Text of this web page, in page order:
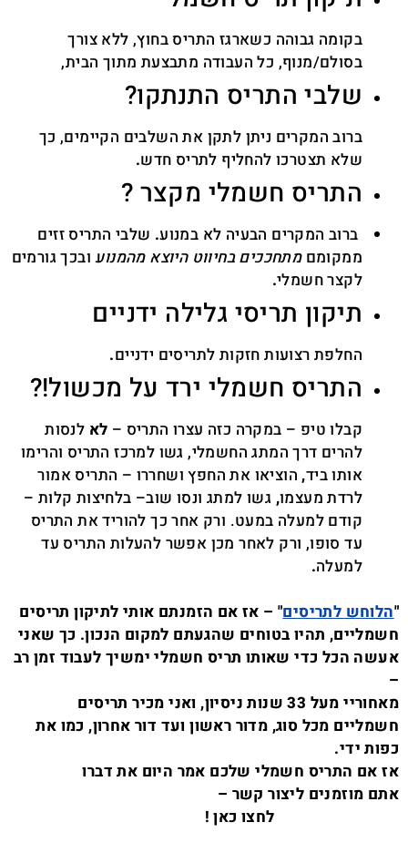
בקומה גבוהה כשארגז התריס בחוץ, ללא צורך
בסולם/מנוף, כל העבודה מתבצעת מתוך הבית,
שלבי התריס התנתקו?
ברוב המקרים ניתן לתקן את השלבים הקיימים, כך
שלא תצטרכו להחליף לתריס חדש.
התריס חשמלי מקצר ?
ברוב המקרים הבעיה לא במנוע. שלבי התריס זזים
ממקומםמתחככים בחיווט היוצא מהמנועובכך גורמים
לקצר חשמלי.
תיקון תריסי גלילה ידניים
החלפת רצועות חזקות לתריסים ידניים.
התריס חשמלי ירד על מכשול!?
קבלו טיפ – במקרה כזה עצרו התריס – לא לנסות
להרים דרך המתג החשמלי, גשו למרכז התריס והרימו
אותו ביד,הוציאו את החפץ ושחררו – התריס אמור
לרדת מעצמו, גשו למתג ונסו שוב– בלחיצות קלות –
קודם למעלה במעט. ורק אחר כך להוריד את התריס
עד סופו, ורק לאחר מכן אפשר להעלות התריס עד
למעלה.
"הלוחש לתריסים" – אז אם הזמנתם אותי לתיקון תריסים
חשמליים, תהיו בטוחים שהגעתם למקום הנכון. כך שאני
אעשה הכל כדי שאותו תריס חשמלי ימשיך לעבוד זמן רב
–
מאחוריי מעל 33 שנות ניסיון, ואני מכיר תריסים
חשמליים מכל סוג, מדור ראשון ועד דור אחרון, כמו את
כפות ידי.
אז אם התריס חשמלי שלכם אמר היום את דברו
אתם מוזמנים ליצור קשר –
לחצו כאן !